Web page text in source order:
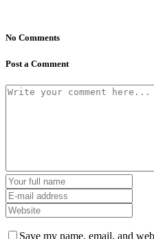
No Comments
Post a Comment
Save my name, email, and